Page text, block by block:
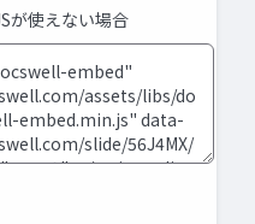
が使えない場合